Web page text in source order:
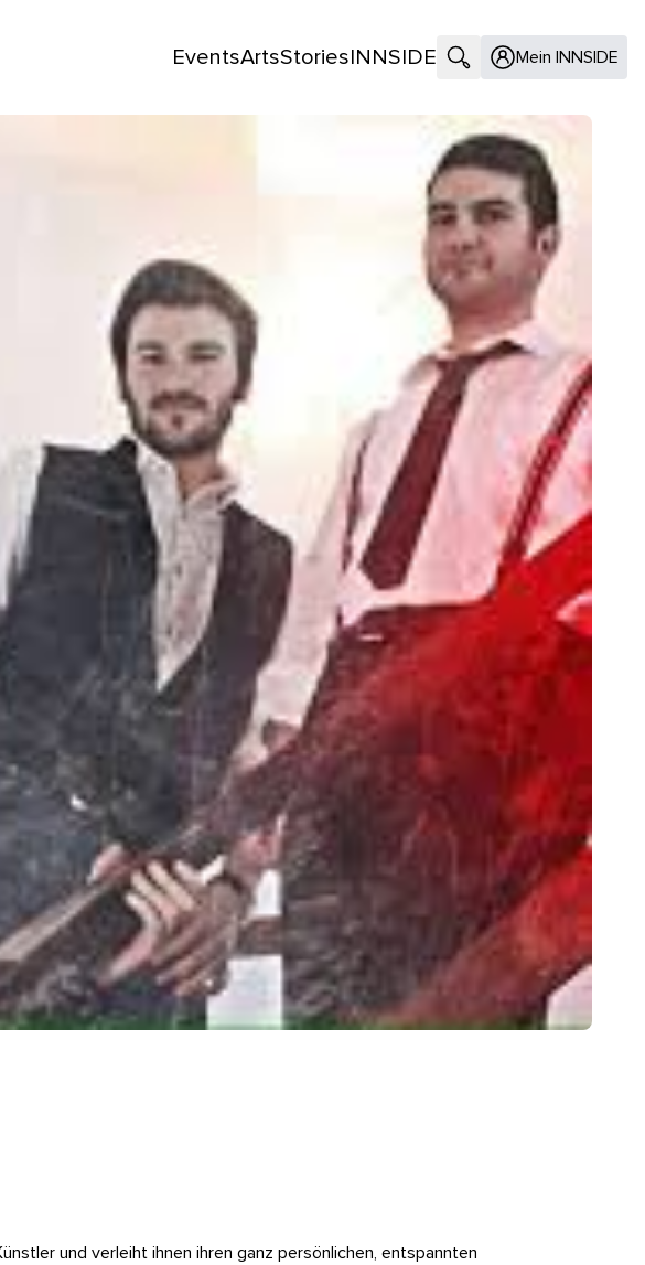
EventsArtsStories INNSIDE Suche öffnenMein INNSIDE
und verleiht ihnen ihren ganz persönlichen, entspannten